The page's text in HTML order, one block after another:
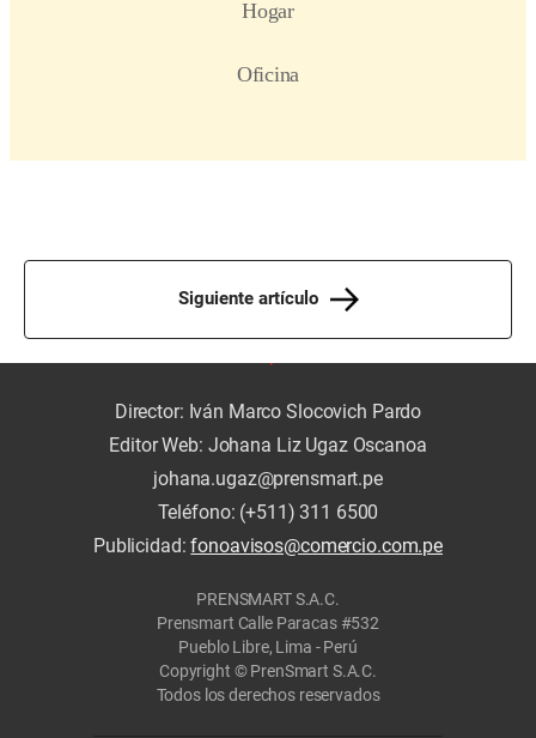
Siguiente artículo
Director: Iván Marco Slocovich Pardo
Editor Web: Johana Liz Ugaz Oscanoa
johana.ugaz@prensmart.pe
Teléfono: (+511) 311 6500
Publicidad:fonoavisos@comercio.com.pe
PRENSMART S.A.C.
Prensmart Calle Paracas #532
Pueblo Libre, Lima - Perú
Copyright © PrenSmart S.A.C.
Todos los derechos reservados